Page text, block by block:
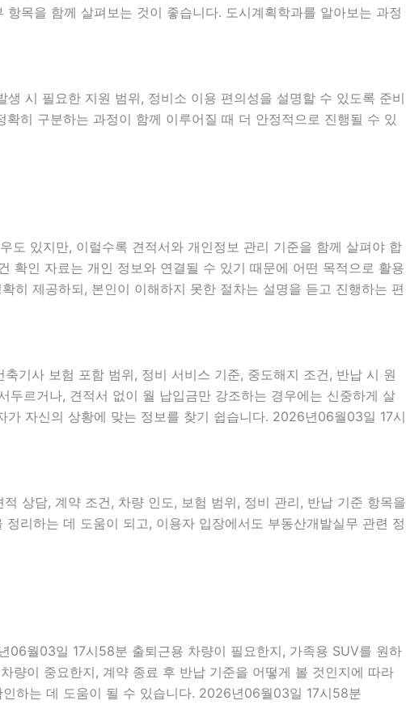
목을 함께 살펴보는 것이 좋습니다. 도시계획학과를 알아보는 과정
시 필요한 지원 범위, 정비소 이용 편의성을 설명할 수 있도록 준비
히 구분하는 과정이 함께 이루어질 때 더 안정적으로 진행될 수 있
있지만, 이럴수록 견적서와 개인정보 관리 기준을 함께 살펴야 합
확인 자료는 개인 정보와 연결될 수 있기 때문에 어떤 목적으로 활용
히 제공하되, 본인이 이해하지 못한 절차는 설명을 듣고 진행하는 편
기사 보험 포함 범위, 정비 서비스 기준, 중도해지 조건, 반납 시 원
르거나, 견적서 없이 월 납입금만 강조하는 경우에는 신중하게 살
자신의 상황에 맞는 정보를 찾기 쉽습니다. 2026년06월03일 17시
상담, 계약 조건, 차량 인도, 보험 범위, 정비 관리, 반납 기준 항목을
리하는 데 도움이 되고, 이용자 입장에서도 부동산개발실무 관련 정
월03일 17시58분 출퇴근용 차량이 필요한지, 가족용 SUV를 원하
량이 중요한지, 계약 종료 후 반납 기준을 어떻게 볼 것인지에 따라
하는 데 도움이 될 수 있습니다. 2026년06월03일 17시58분